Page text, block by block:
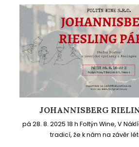
JOHANNISBERG
pá 28. 8. 2025 18 h Foltýn Wine, V
tradicí, že k nám na závěr